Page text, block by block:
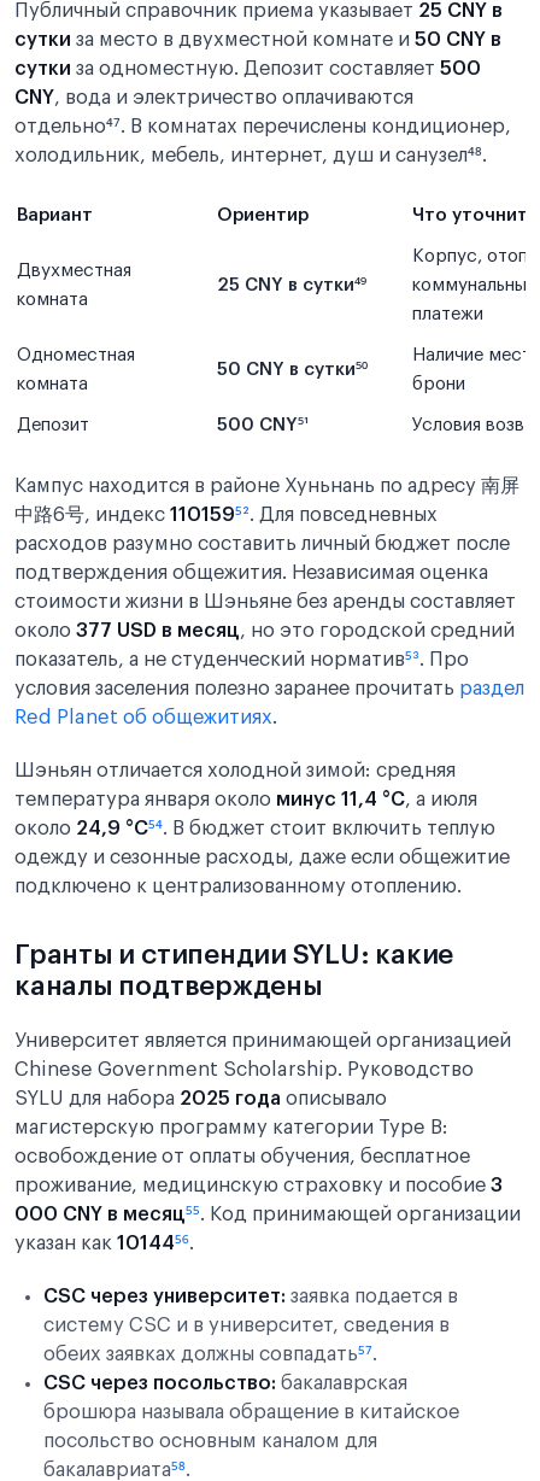
Публичный справочник приема указывает 25 CNY в
сутки за место в двухместной комнате и 50 CNY в
сутки за одноместную. Депозит составляет 500
CNY, вода и электричество оплачиваются
отдельно⁴⁷. В комнатах перечислены кондиционер,
холодильник, мебель, интернет, душ и санузел⁴⁸.
Вариант Ориентир Что уточнить
Двухместная
комната
25 CNY в сутки⁴⁹
Корпус,
коммунальные
платежи
Одноместная
комната
50 CNY в сутки⁵⁰
Наличие мест
брони
Депозит 500 CNY⁵¹ Условия
Кампус находится в районе Хуньнань по адресу 南屏
中路6号, индекс 110159⁵². Для повседневных
расходов разумно составить личный бюджет после
подтверждения общежития. Независимая оценка
стоимости жизни в Шэньяне без аренды составляет
около 377 USD в месяц, но это городской средний
показатель, а не студенческий норматив⁵³. Про
условия заселения полезно заранее прочитать раздел
Red Planet об общежитиях.
Шэньян отличается холодной зимой: средняя
температура января около минус 11,4 °C, а июля
около 24,9 °C⁵⁴. В бюджет стоит включить теплую
одежду и сезонные расходы, даже если общежитие
подключено к централизованному отоплению.
Гранты и стипендии SYLU: какие
каналы подтверждены
Университет является принимающей организацией
Chinese Government Scholarship. Руководство
SYLU для набора 2025 года описывало
магистерскую программу категории Type B:
освобождение от оплаты обучения, бесплатное
проживание, медицинскую страховку и пособие 3
000 CNY в месяц⁵⁵. Код принимающей организации
указан как 10144⁵⁶.
CSC через университет: заявка подается в
систему CSC и в университет, сведения в
обеих заявках должны совпадать⁵⁷.
CSC через посольство: бакалаврская
брошюра называла обращение в китайское
посольство основным каналом для
бакалавриата⁵⁸.